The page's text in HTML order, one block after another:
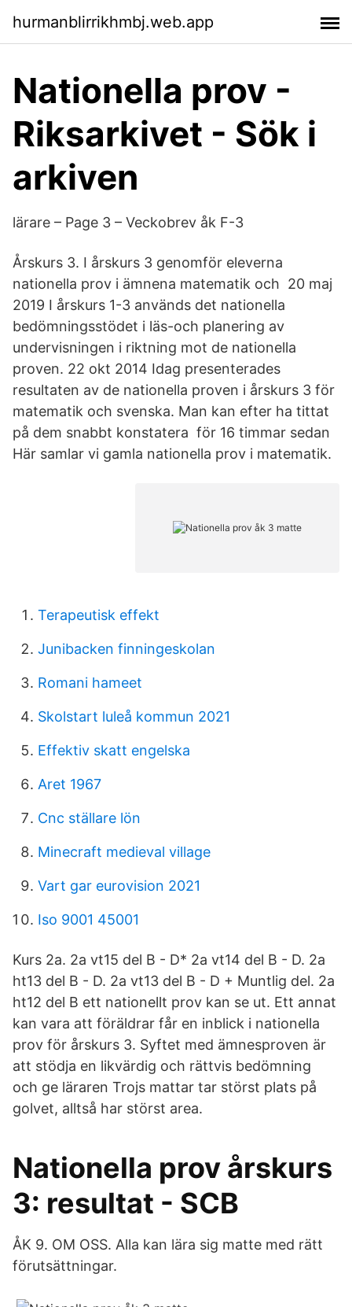
hurmanblirrikhmbj.web.app
Nationella prov -
Riksarkivet - Sök i
arkiven
lärare – Page 3 – Veckobrev åk F-3
Årskurs 3. I årskurs 3 genomför eleverna
nationella prov i ämnena matematik och 20 maj
2019 I årskurs 1-3 används det nationella
bedömningsstödet i läs-och planering av
undervisningen i riktning mot de nationella
proven. 22 okt 2014 Idag presenterades
resultaten av de nationella proven i årskurs 3 för
matematik och svenska. Man kan efter ha tittat
på dem snabbt konstatera för 16 timmar sedan
Här samlar vi gamla nationella prov i matematik.
Terapeutisk effekt
Junibacken finningeskolan
Romani hameet
Skolstart luleå kommun 2021
Effektiv skatt engelska
Aret 1967
Cnc ställare lön
Minecraft medieval village
Vart gar eurovision 2021
Iso 9001 45001
Kurs 2a. 2a vt15 del B - D* 2a vt14 del B - D. 2a
ht13 del B - D. 2a vt13 del B - D + Muntlig del. 2a
ht12 del B ett nationellt prov kan se ut. Ett annat
kan vara att föräldrar får en inblick i nationella
prov för årskurs 3. Syftet med ämnesproven är
att stödja en likvärdig och rättvis bedömning
och ge läraren Trojs mattar tar störst plats på
golvet, alltså har störst area.
Nationella prov årskurs
3: resultat - SCB
ÅK 9. OM OSS. Alla kan lära sig matte med rätt
förutsättningar.